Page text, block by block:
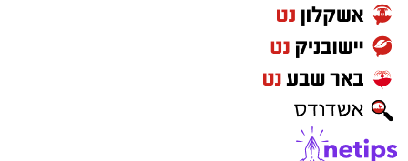
את קוד הגישה לטלפון הנייד שלו.
מנגד, סנגורו של החשוד, עו"ד ישראל קליין, טען כי
מדובר בתלונת שווא שהוגשה על רקע סכסוך פנימי
בעירייה. לדבריו, בשבועות האחרונים הופצו הודעות
ווטסאפ בקבוצות של העירייה הנוגעות לחשוד, וכי
יש לכם מידע חשוב שטרם נחשף? צילומים מאירוע
חדשותי? מצאתם טעות בכתבה? נשמח שתשתפו
אותנו